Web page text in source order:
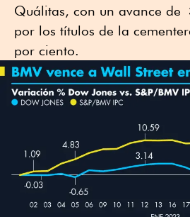
Quálitas, con un avance de
por los títulos de la
por ciento.